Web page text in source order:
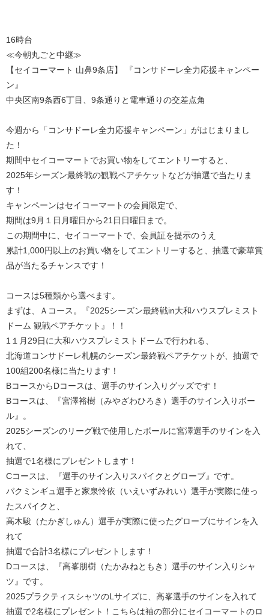
16時台
≪今朝丸ごと中継≫
【セイコーマート 山鼻9条店】 『コンサドーレ全力応援キャンペー
ン』
中央区南9条西6丁目、9条通りと電車通りの交差点角
今週から「コンサドーレ全力応援キャンペーン」がはじまりまし
た！
期間中セイコーマートでお買い物をしてエントリーすると、
2025年シーズン最終戦の観戦ペアチケットなどが抽選で当たりま
す！
キャンペーンはセイコーマートの会員限定で、
期間は9月１日月曜日から21日日曜日まで。
この期間中に、セイコーマートで、会員証を提示のうえ
累計1,000円以上のお買い物をしてエントリーすると、抽選で豪華賞
品が当たるチャンスです！
コースは5種類から選べます。
まずは、Ａコース。『2025シーズン最終戦in大和ハウスプレミスト
ドーム 観戦ペアチケット』！！
1１月29日に大和ハウスプレミストドームで行われる、
北海道コンサドーレ札幌のシーズン最終戦ペアチケットが、抽選で
100組200名様に当たります！
BコースからDコースは、選手のサイン入りグッズです！
Bコースは、『宮澤裕樹（みやざわひろき）選手のサイン入りボー
ル』。
2025シーズンのリーグ戦で使用したボールに宮澤選手のサインを入
れて、
抽選で1名様にプレゼントします！
Cコースは、『選手のサイン入りスパイクとグローブ』です。
パクミンギュ選手と家泉怜依（いえいずみれい）選手が実際に使っ
たスパイクと、
高木駿（たかぎしゅん）選手が実際に使ったグローブにサインを入
れて
抽選で合計3名様にプレゼントします！
Dコースは、『高峯朋樹（たかみねともき）選手のサイン入りシャ
ツ』です。
2025プラクティスシャツのLサイズに、高峯選手のサインを入れて
抽選で2名様にプレゼント！こちらは袖の部分にセイコーマートのロ